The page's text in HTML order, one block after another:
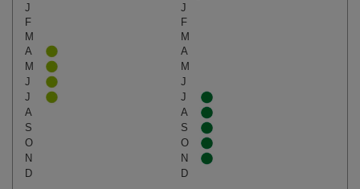
J
J
F
F
M
M
A
A
M
M
J
J
J
J
A
A
S
S
O
O
N
N
D
D